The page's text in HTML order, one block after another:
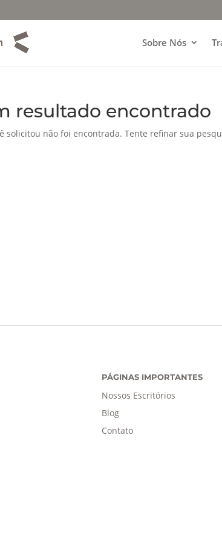
Sobre Nós
resultado encontrado
solicitou não foi encontrada. Tente refinar sua
PÁGINAS IMPORTANTES
Nossos Escritórios
Blog
Contato